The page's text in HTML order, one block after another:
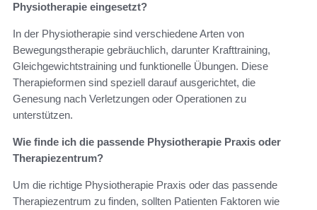
Physiotherapie eingesetzt?
In der Physiotherapie sind verschiedene Arten von
Bewegungstherapie gebräuchlich, darunter Krafttraining,
Gleichgewichtstraining und funktionelle Übungen. Diese
Therapieformen sind speziell darauf ausgerichtet, die
Genesung nach Verletzungen oder Operationen zu
unterstützen.
Wie finde ich die passende Physiotherapie Praxis oder
Therapiezentrum?
Um die richtige Physiotherapie Praxis oder das passende
Therapiezentrum zu finden, sollten Patienten Faktoren wie